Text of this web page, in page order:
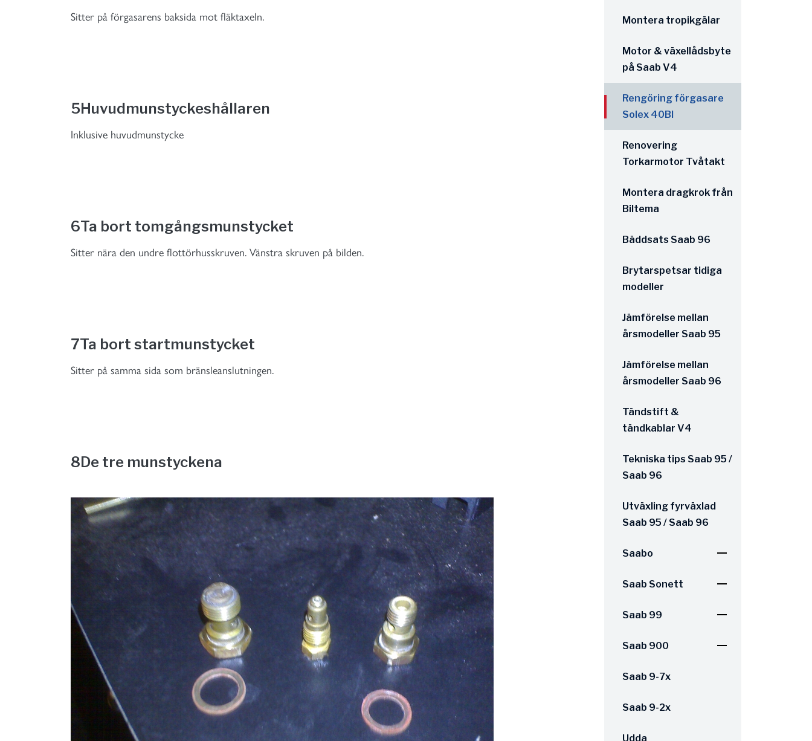
Sitter på förgasarens baksida mot fläktaxeln.
5Huvudmunstyckeshållaren
Inklusive huvudmunstycke
6Ta bort tomgångsmunstycket
Sitter nära den undre flottörhusskruven. Vänstra skruven på bilden.
7Ta bort startmunstycket
Sitter på samma sida som bränsleanslutningen.
8De tre munstyckena
Montera tropikgälar
Motor & växellådsbyte
på Saab V4
Rengöring förgasare
Solex 40BI
Renovering
Torkarmotor Tvåtakt
Montera dragkrok från
Biltema
Bäddsats Saab 96
Brytarspetsar tidiga
modeller
Jämförelse mellan
årsmodeller Saab 95
Jämförelse mellan
årsmodeller Saab 96
Tändstift &
tändkablar V4
Tekniska tips Saab 95 /
Saab 96
Utväxling fyrväxlad
Saab 95 / Saab 96
Saabo
Saab Sonett
Saab 99
Saab 900
Saab 9-7x
Saab 9-2x
Udda